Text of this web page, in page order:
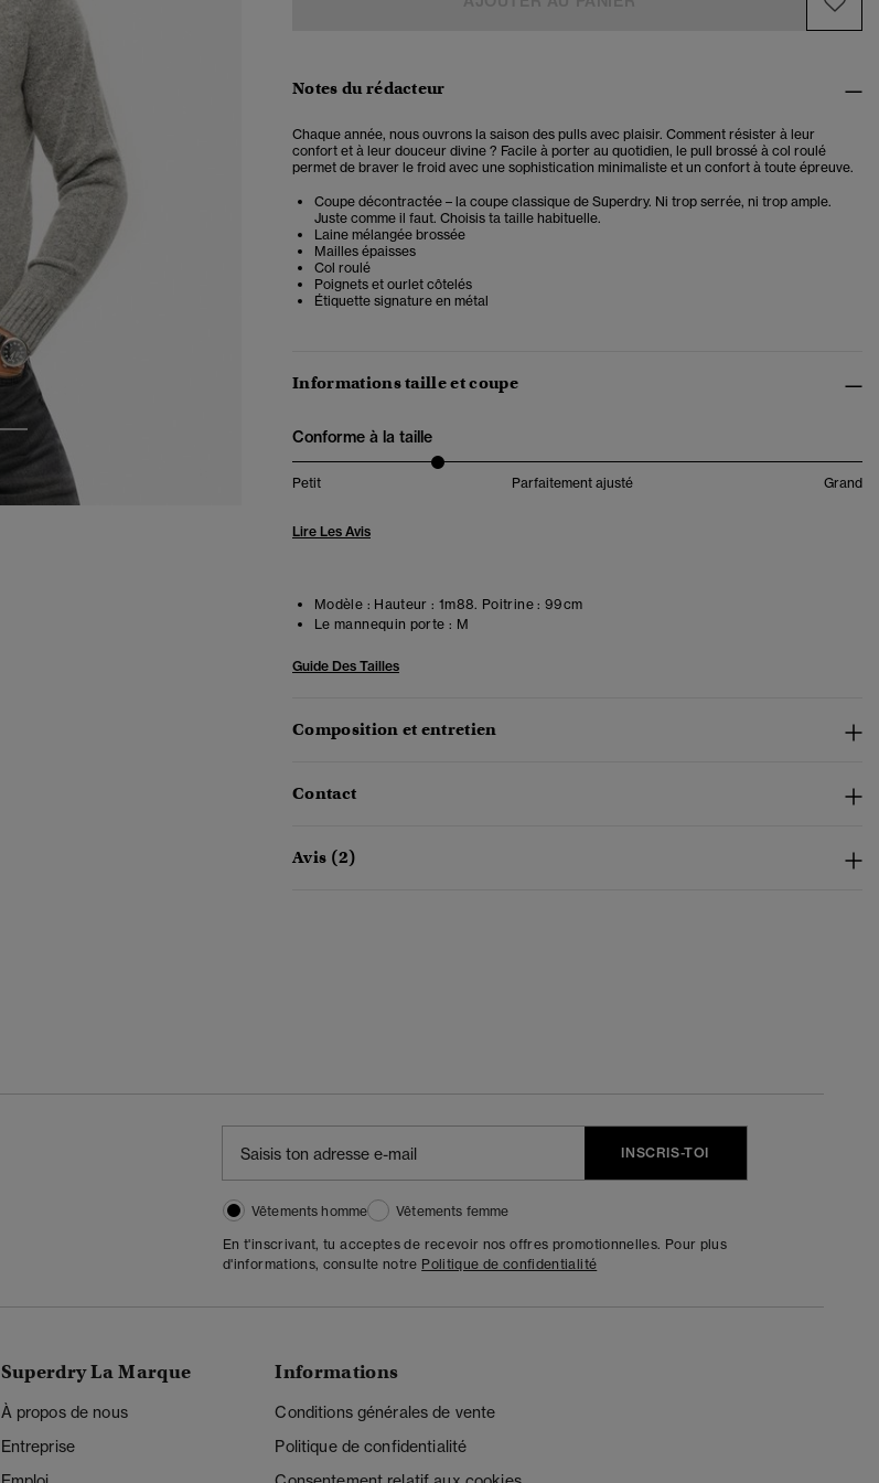
Notes du rédacteur
Chaque année, nous ouvrons la saison des pulls avec plaisir. Comment résister à leur
confort et à leur douceur divine ? Facile à porter au quotidien, le pull brossé à col roulé
permet de braver le froid avec une sophistication minimaliste et un confort à toute épreuve.
Coupe décontractée – la coupe classique de Superdry. Ni trop serrée, ni trop ample.
Juste comme il faut. Choisis ta taille habituelle.
Laine mélangée brossée
Mailles épaisses
Col roulé
Poignets et ourlet côtelés
Étiquette signature en métal
Informations taille et coupe
Conforme à la taille
Petit Parfaitement ajusté Grand
Lire Les Avis
Modèle : Hauteur : 1m88. Poitrine : 99cm
Le mannequin porte : M
Guide Des Tailles
Composition et entretien
Contact
Avis (2)
INSCRIS-TOI
Vêtements homme
Vêtements femme
En t'inscrivant, tu acceptes de recevoir nos offres promotionnelles. Pour plus
d'informations, consulte notre Politique de confidentialité
Superdry La Marque
À propos de nous
Entreprise
Informations
Conditions générales de vente
Politique de confidentialité